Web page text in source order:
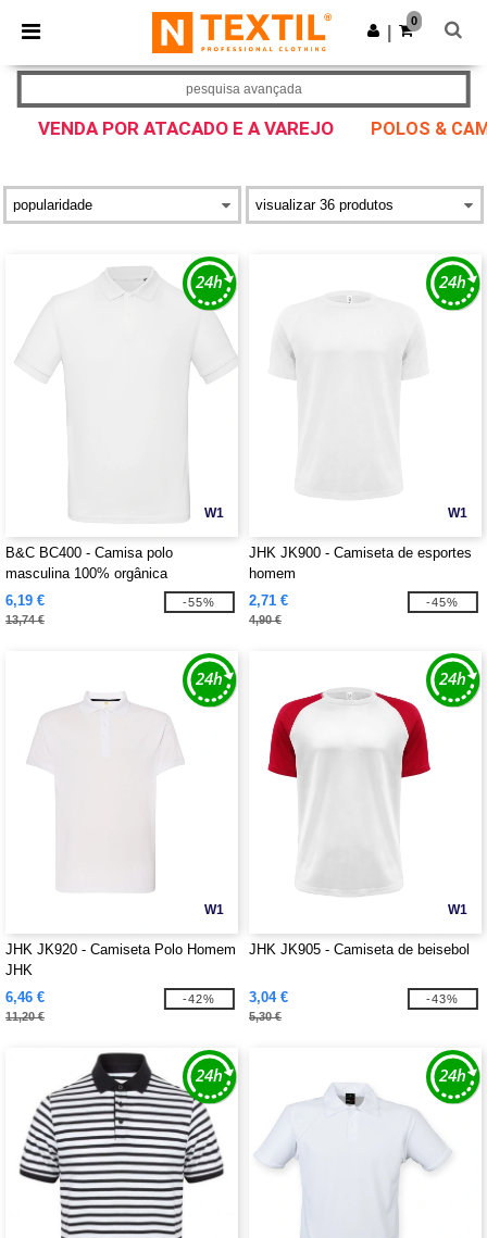
× App Ntextil
Melhores preços na app!
Obter app
0
VENDA POR ATACADO E A VAREJO POLOS &
pesquisa avançada
W1
B&C BC400 - Camisa polo
masculina 100% orgânica
6,19 €
13,74 €
-55%
W1
JHK JK900 - Camiseta de esportes
homem
2,71 €
4,90 €
-45%
W1
JHK JK920 - Camiseta Polo Homem
JHK
6,46 €
11,20 €
-42%
W1
JHK JK905 - Camiseta de beisebol
3,04 €
5,30 €
-43%